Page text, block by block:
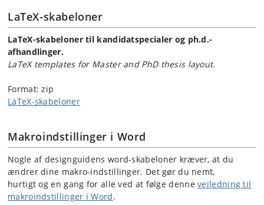
LaTeX-skabeloner
LaTeX-skabeloner til kandidatspecialer og ph.d.-
afhandlinger.
LaTeX templates for Master and PhD thesis layout.
Format: zip
LaTeX-skabeloner
Makroindstillinger i Word
Nogle af designguidens word-skabeloner kræver, at du
ændrer dine makro-indstillinger. Det gør du nemt,
hurtigt og en gang for alle ved at følge dennevejledning til
makroindstillinger i Word.